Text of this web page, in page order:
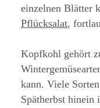
einzelnen Blätter
Pflücksalat,
Kopfkohl gehört
kann. Viele
Spätherbst hinein